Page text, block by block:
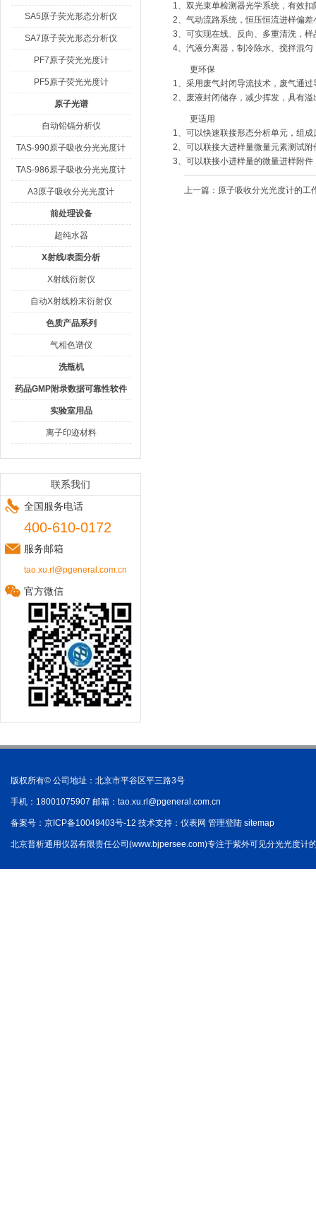
SA5原子荧光形态分析仪
SA7原子荧光形态分析仪
PF7原子荧光光度计
PF5原子荧光光度计
原子光谱
自动铅镉分析仪
TAS-990原子吸收分光光度计
TAS-986原子吸收分光光度计
A3原子吸收分光光度计
前处理设备
超纯水器
X射线/表面分析
X射线衍射仪
自动X射线粉末衍射仪
色质产品系列
气相色谱仪
洗瓶机
药品GMP附录数据可靠性软件
实验室用品
离子印迹材料
联系我们
全国服务电话
400-610-0172
服务邮箱
tao.xu.rl@pgeneral.com.cn
官方微信
1、双光束单检测器光学系统，有效
2、气动流路系统，恒压恒流进样偏
3、可实现在线、反向、多重清洗，
4、汽液分离器，制冷除水、搅拌混匀
更环保
1、采用废气封闭导流技术，废气通
2、废液封闭储存，减少挥发，具有
更适用
1、可以快速联接形态分析单元，组
2、可以联接大进样量微量元素测试
3、可以联接小进样量的微量进样附
上一篇： 原子吸收分光光度计的工
版权所有© 公司地址：北京市平谷区平三路3号
手机：18001075907 邮箱： tao.xu.rl@pgeneral.com.cn
备案号： 京ICP备10049403号-12 技术支持： 仪表网 管理登陆 sitemap
北京普析通用仪器有限责任公司(www.bjpersee.com)专注于紫外可见分光光度计